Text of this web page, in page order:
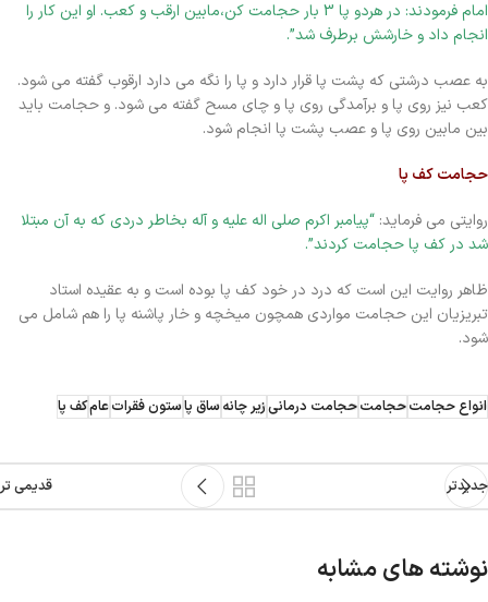
امام فرمودند: در هردو پا 3 بار حجامت کن،مابین ارقب و کعب. او این کار را
انجام داد و خارشش برطرف شد”.
به عصب درشتی که پشت پا قرار دارد و پا را نگه می دارد ارقوب گفته می شود.
کعب نیز روی پا و برآمدگی روی پا و چای مسح گفته می شود. و حجامت باید
بین مابین روی پا و عصب پشت پا انجام شود.
حجامت کف پا
روایتی می فرماید: “پیامبر اکرم صلی اله علیه و آله بخاطر دردی که به آن مبتلا
شد در کف پا حجامت کردند”.
ظاهر روایت این است که درد در خود کف پا بوده است و به عقیده استاد
تبریزیان این حجامت مواردی همچون میخچه و خار پاشنه پا را هم شامل می
شود.
انواع حجامتحجامتحجامت درمانیزیر چانهساق پاستون فقراتعامکف پا
جدیدتر قدیمی تر
نوشته های مشابه